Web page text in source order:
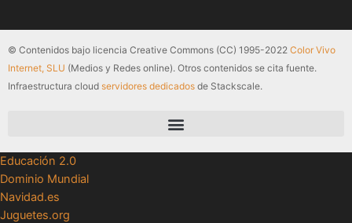
© Contenidos bajo licencia Creative Commons (CC) 1995-2022 Color Vivo
Internet, SLU (Medios y Redes online). Otros contenidos se cita fuente.
Infraestructura cloud servidores dedicados de Stackscale.
Educación 2.0
Dominio Mundial
Navidad.es
Juguetes.org